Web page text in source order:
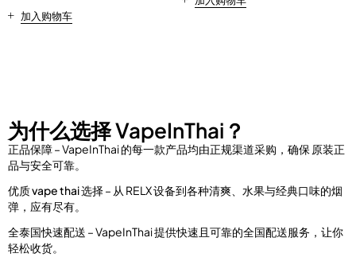
加入购物车
为什么选择 VapeInThai？
正品保障– VapeInThai 的每一款产品均由正规渠道采购，确保 原装正
品与安全可靠。
优质 vape thai 选择– 从 RELX 设备到各种清爽、水果与经典口味的烟
弹，应有尽有。
全泰国快速配送 – VapeInThai 提供快速且可靠的全国配送服务，让你
轻松收货。